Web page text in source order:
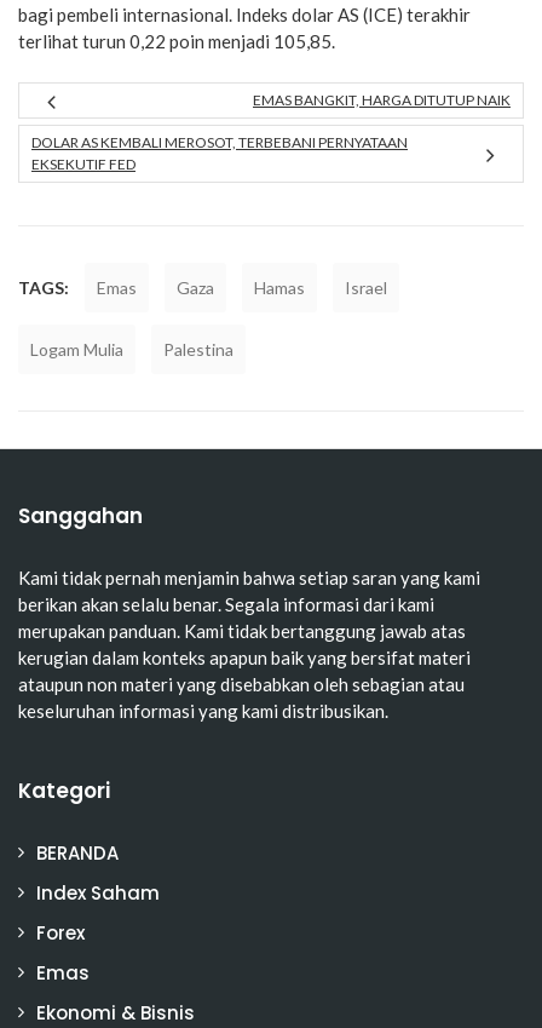
bagi pembeli internasional. Indeks dolar AS (ICE) terakhir
terlihat turun 0,22 poin menjadi 105,85.
EMAS BANGKIT, HARGA DITUTUP NAIK
DOLAR AS KEMBALI MEROSOT, TERBEBANI PERNYATAAN
EKSEKUTIF FED
TAGS: Emas Gaza Hamas Israel
Logam Mulia Palestina
Sanggahan
Kami tidak pernah menjamin bahwa setiap saran yang kami
berikan akan selalu benar. Segala informasi dari kami
merupakan panduan. Kami tidak bertanggung jawab atas
kerugian dalam konteks apapun baik yang bersifat materi
ataupun non materi yang disebabkan oleh sebagian atau
keseluruhan informasi yang kami distribusikan.
Kategori
BERANDA
Index Saham
Forex
Emas
Ekonomi & Bisnis